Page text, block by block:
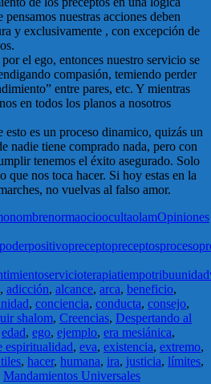
nuestras acciones deben
y exclusivamente , con excepción de
el ego, entonces nuestro servicio se
compasión, temiendo perder
entre pares, etc. Y mientras
en todos los planos a nosotros
esto es un proceso dinamico, quizás un
nadie tiene comprado nada, pero con
tenemos el éxito asegurado. Solo
que nos toca hacer. Si hoy estas en la
no vuelvas al falso amor.
nombrenormaocioocultaolamOpiniones
poderpositivopreceptopreceptosproceso
servicioterapiatiempotribuunidad
, adicción, alcance, arca, beneficio,
, conciencia, conducta, consejo,
shalom, Creencias, Despertando al
edad, ego, ejemplo, era mesiánica,
espiritualidad, eva, existencia, extremo,
, hacer, humana, ira, justicia, límites,
Mandamientos Universales